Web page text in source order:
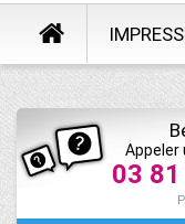
Appeler
03